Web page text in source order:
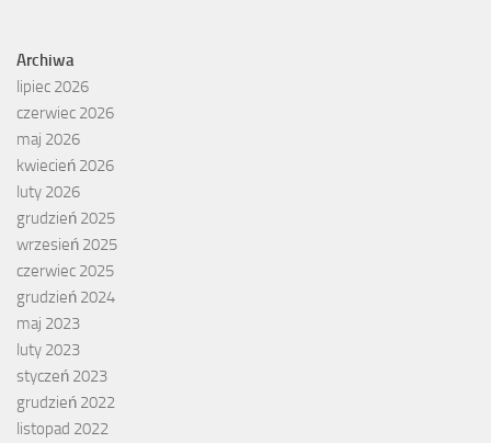
Archiwa
lipiec 2026
czerwiec 2026
maj 2026
kwiecień 2026
luty 2026
grudzień 2025
wrzesień 2025
czerwiec 2025
grudzień 2024
maj 2023
luty 2023
styczeń 2023
grudzień 2022
listopad 2022